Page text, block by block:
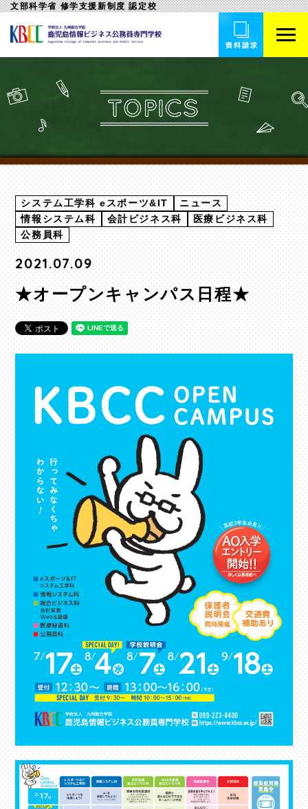
文部科学省 修学支援新制度 認定校
システム工学科 eスポーツ&IT
ニュース
情報システム科
会計ビジネス科
医療ビジネス科
公務員科
2021.07.09
★オープンキャンパス日程★